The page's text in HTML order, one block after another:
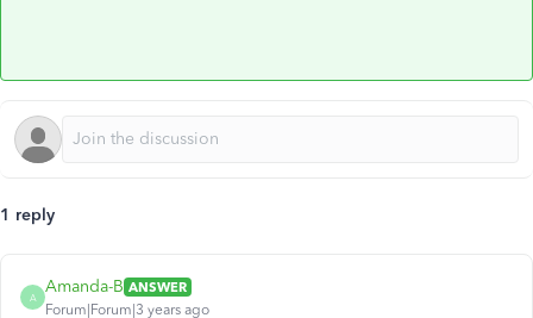
1 reply
A
Amanda-B ANSWER
Forum|Forum|3 years ago